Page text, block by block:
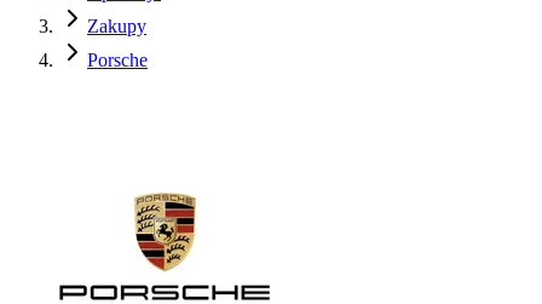
Zakupy
Porsche